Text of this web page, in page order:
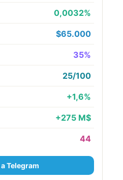
0,0032%
$65.000
35%
25/100
+1,6%
+275 M$
44
Telegram